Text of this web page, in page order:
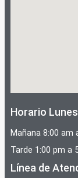
Horario
Mañana 8:00 am
Tarde 1:00 pm a
Línea de